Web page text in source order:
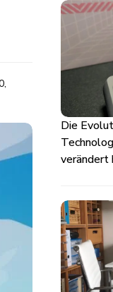
Die
verändert